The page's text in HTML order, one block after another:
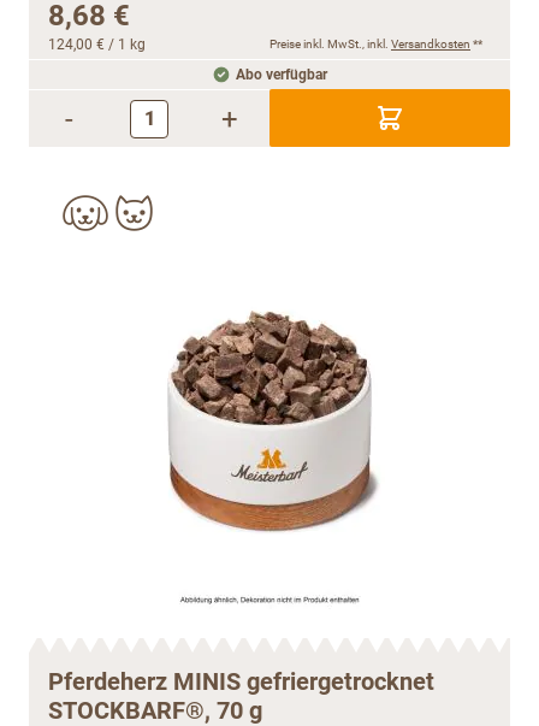
8,68 €
124,00 € / 1 kg Preise inkl. MwSt., inkl. Versandkosten **
Abo verfügbar
- +
Pferdeherz MINIS gefriergetrocknet
STOCKBARF®, 70 g